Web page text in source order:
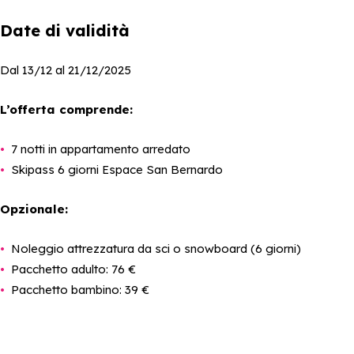
Date di validità
Dal 13/12 al 21/12/2025
L’offerta comprende:
7 notti in appartamento arredato
Skipass 6 giorni Espace San Bernardo
Opzionale:
Noleggio attrezzatura da sci o snowboard (6 giorni)
Pacchetto adulto: 76 €
Pacchetto bambino: 39 €